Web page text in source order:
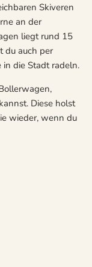
Skiveren
an der
liegt rund 15
du auch per
in die Stadt radeln.
Diese holst
wieder, wenn du